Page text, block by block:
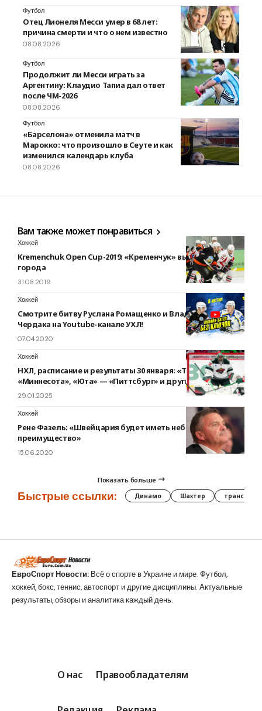
Футбол
Отец Лионеля Месси умер в 68 лет:
причина смерти и что о нем известно
08.08.2026
Футбол
Продолжит ли Месси играть за
Аргентину: Клаудио Тапиа дал ответ
после ЧМ-2026
08.08.2026
Футбол
«Барселона» отменила матч в
Марокко: что произошло в Сеуте и как
изменился календарь клуба
08.08.2026
Вам также может понравиться
Хоккей
Kremenchuk Open Cup-2019: «Кременчук» выиграл турнир
города
31.08.2019
Хоккей
Смотрите битву Руслана Ромащенко и Владимира
Чердака на Youtube-канале УХЛ!
07.04.2020
Хоккей
НХЛ, расписание и результаты 30 января: «Торонто» —
«Миннесота», «Юта» — «Питтсбург» и другие матчи
29.01.2025
Хоккей
Рене Фазель: «Швейцария будет иметь небольшое
преимущество»
15.06.2020
Показать больше
Быстрые ссылки: Динамо Шахтер трансферы
ЕвроСпорт Новости: Всё о спорте в Украине и мире. Футбол,
хоккей, бокс, теннис, автоспорт и другие дисциплины. Актуальные
результаты, обзоры и аналитика каждый день.
О нас Правообладателям